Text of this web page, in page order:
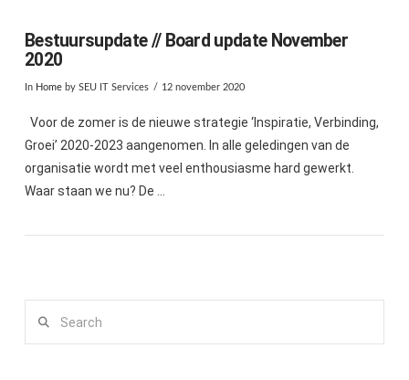
Bestuursupdate // Board update November
2020
In Homeby SEU IT Services 12 november 2020
Voor de zomer is de nieuwe strategie ‘Inspiratie, Verbinding,
Groei’ 2020-2023 aangenomen. In alle geledingen van de
organisatie wordt met veel enthousiasme hard gewerkt.
Waar staan we nu? De …